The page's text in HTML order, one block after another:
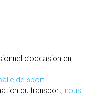
d’occasion en
de sport
du transport, nous